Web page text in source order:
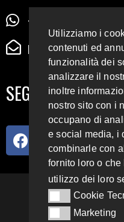
+39 345 72 72 88
SEGUICI SUI
93.4
Utilizziamo i
contenuti ed
funzionalità dei
analizzare il
inoltre
nostro sito con i
occupano di
e social media, i
combinarle con
fornito loro o
utilizzo dei loro
Cookie Tecnici
Cookie
MarketingMarketing